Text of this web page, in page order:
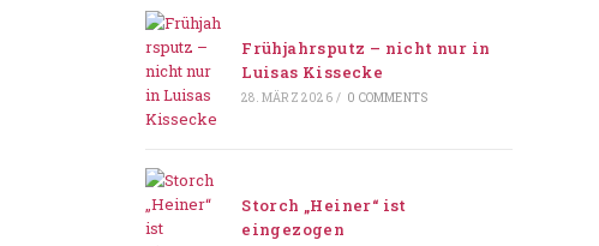
Frühjahrsputz – nicht nur in
Luisas Kissecke
28. MÄRZ 2026 / 0 COMMENTS
Storch „Heiner“ ist
eingezogen